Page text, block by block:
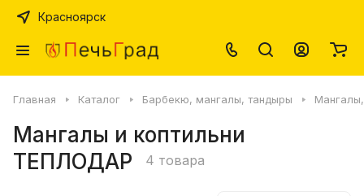
Красноярск
Главная Каталог Барбекю, мангалы, тандыры
Мангалы и коптильни
ТЕПЛОДАР
4 товара